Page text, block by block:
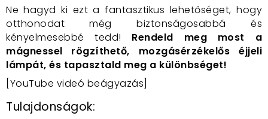
Ne hagyd ki ezt a fantasztikus lehetőséget, hogy
otthonodat még biztonságosabbá és
kényelmesebbé tedd! Rendeld meg most a
mágnessel rögzíthető, mozgásérzékelős éjjeli
lámpát, és tapasztald meg a különbséget!
[YouTube videó beágyazás]
Tulajdonságok: